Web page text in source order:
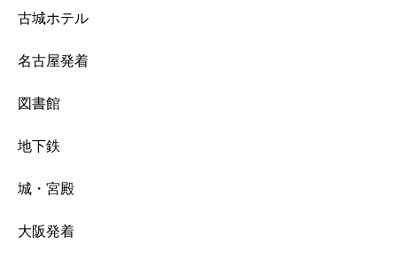
古城ホテル
名古屋発着
図書館
地下鉄
城・宮殿
大阪発着